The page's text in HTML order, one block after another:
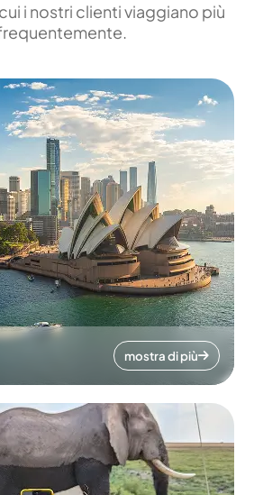
i nostri clienti viaggiano più
mostra di più